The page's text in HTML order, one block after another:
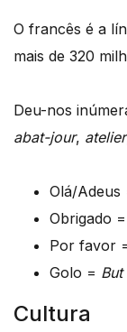
O francês é a
mais de 320
Deu-nos
abat-jour, atelier
Olá/Adeus
Obrigado =
Por favor
Golo = But
Cultura